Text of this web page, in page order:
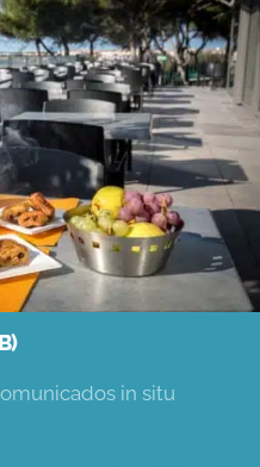
in situ